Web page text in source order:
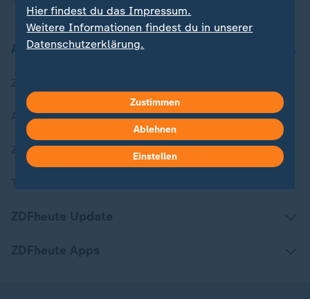
Aktuell bei ZDFheute
Aktuelle Sendungs-Videos
ZDFheute Stories
Hier findest du das Impressum.
Weitere Informationen findest du in unserer
Datenschutzerklärung.
Zustimmen
Ablehnen
Einstellen